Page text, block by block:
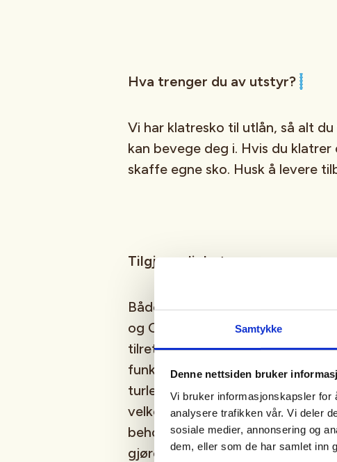
Samtykke
Denne nettsiden bruker
Vi bruker informasjonskapsler for
analysere trafikken vår. Vi deler
sosiale medier, annonsering og
dem, eller som de har samlet inn
Hva trenger du av utstyr?
Vi har klatresko til utlån, så alt
kan bevege deg i. Hvis du
skaffe egne sko. Husk å levere
Tilgjengelighet
Både buldrerommet og Bystua
og Omegn er universelt
tilrettelagt for å være
funksjonsevne. På våre
turleder både norsk og engelsk.
velkommen til å ha med
behov for litt ekstra hjelp eller
gjøre så godt vi kan.